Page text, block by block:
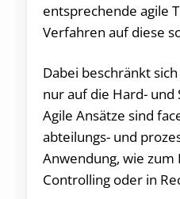
entsprechende agile
Verfahren auf diese
Dabei beschränkt
nur auf die Hard-
Agile Ansätze sind
abteilungs- und
Anwendung, wie zum
Controlling oder in